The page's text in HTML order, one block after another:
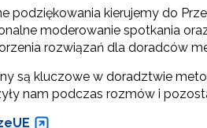
program „Przyjazna szkoła”"
podziękowania kierujemy do
moderowanie spotkania
rozwiązań dla doradców
są kluczowe w doradztwie
nam podczas rozmów i